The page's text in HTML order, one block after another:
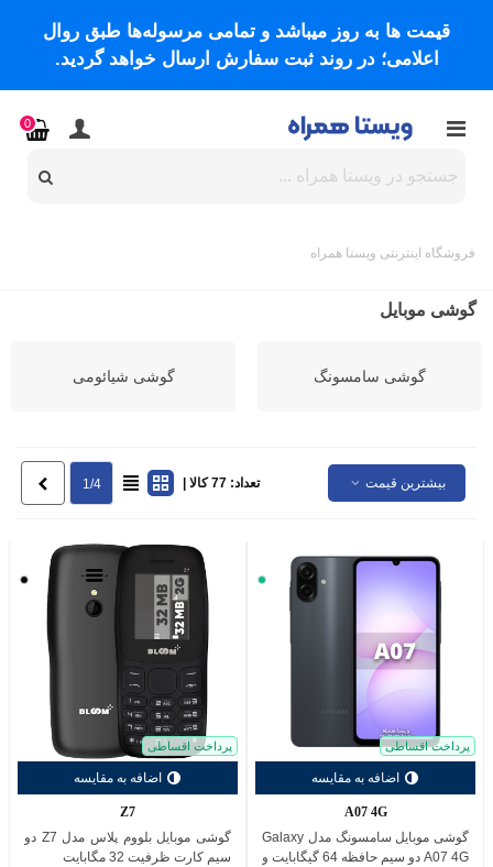
قیمت ها به روز میباشد و تمامی مرسوله‌ها طبق روال
اعلامی؛ در روند ثبت سفارش ارسال خواهد گردید.
0
فروشگاه اینترنتی ویستا همراه
گوشی موبایل
گوشی سامسونگ گوشی شیائومی
بیشترین قیمت تعداد: 77 کالا | 1/4
پرداخت اقساطی
اضافه به مقایسه
سبز
A07 4G
گوشی موبایل سامسونگ مدل Galaxy
A07 4G دو سیم حافظه 64 گیگابایت و
پرداخت اقساطی
اضافه به مقایسه
Z7
گوشی موبایل بلووم پلاس مدل Z7 دو
سیم کارت ظرفیت 32 مگابایت